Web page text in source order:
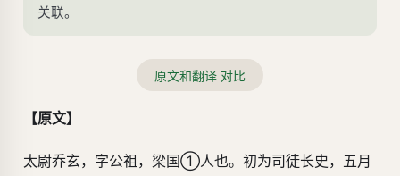
关联。
原文和翻译 对比
【原文】
太尉乔玄，字公祖，梁国①人也。初为司徒长史，五月